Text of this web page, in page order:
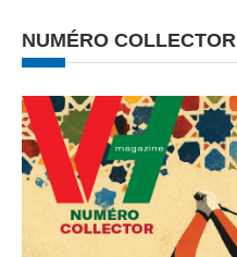
NUMÉRO COLLECTOR